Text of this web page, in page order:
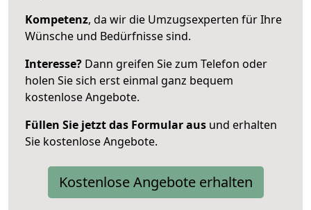
Kompetenz, da wir die Umzugsexperten für Ihre
Wünsche und Bedürfnisse sind.
Interesse? Dann greifen Sie zum Telefon oder
holen Sie sich erst einmal ganz bequem
kostenlose Angebote.
Füllen Sie jetzt das Formular aus und erhalten
Sie kostenlose Angebote.
Kostenlose Angebote erhalten